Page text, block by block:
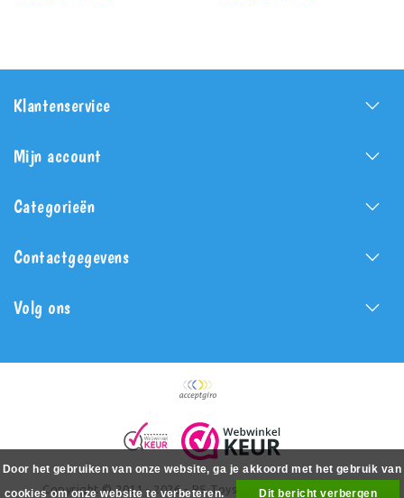
Klantenservice
Mijn account
Categorieën
Contactgegevens
Volg ons
Copyright © 2011 - 2026 - PS Toys - All rights reserved -
Door het gebruiken van onze website, ga je akkoord met het gebruik van
cookies om onze website te verbeteren.
Dit bericht verbergen